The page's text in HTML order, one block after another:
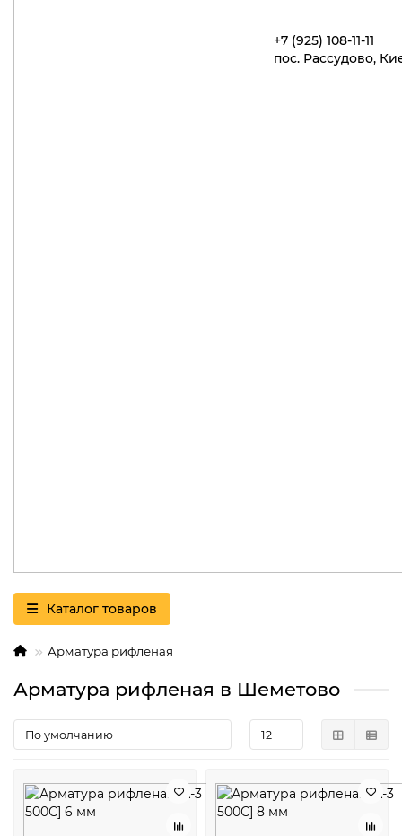
+7 (925) 108-11-11
пос. Рассудово,
Каталог товаров
Арматура рифленая
Арматура рифленая в Шеметово